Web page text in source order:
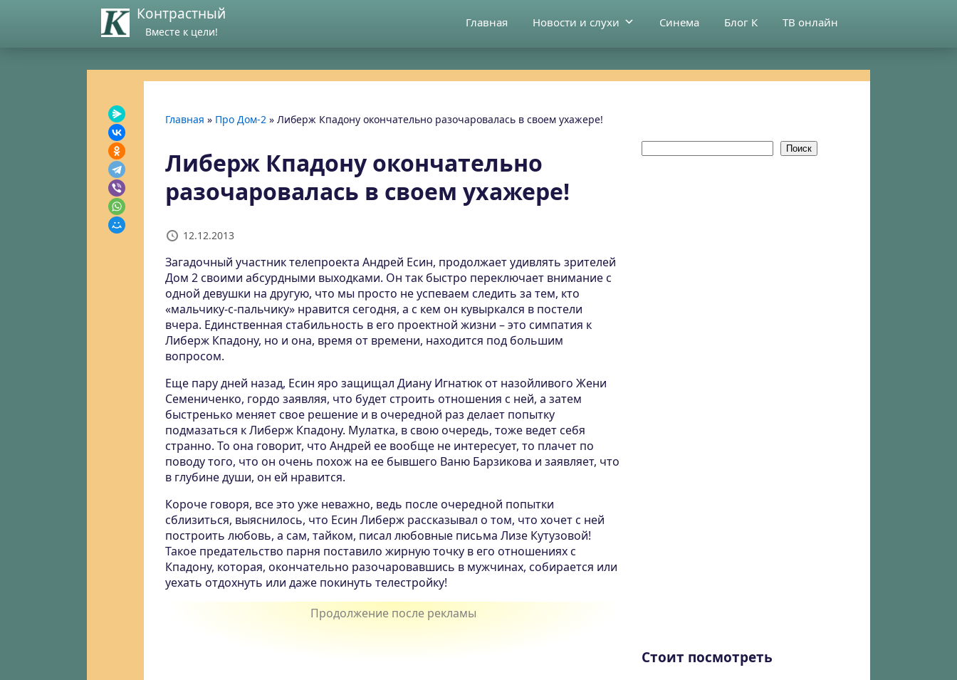
Контрастный
Вместе к цели!
Главная Новости и слухи Синема Блог К ТВ онлайн
Главная » Про Дом-2 » Либерж Кпадону окончательно разочаровалась в своем ухажере!
Либерж Кпадону окончательно
разочаровалась в своем ухажере!
12.12.2013
Загадочный участник телепроекта Андрей Есин, продолжает удивлять зрителей
Дом 2 своими абсурдными выходками. Он так быстро переключает внимание с
одной девушки на другую, что мы просто не успеваем следить за тем, кто
«мальчику-с-пальчику» нравится сегодня, а с кем он кувыркался в постели
вчера. Единственная стабильность в его проектной жизни – это симпатия к
Либерж Кпадону, но и она, время от времени, находится под большим
вопросом.
Еще пару дней назад, Есин яро защищал Диану Игнатюк от назойливого Жени
Семениченко, гордо заявляя, что будет строить отношения с ней, а затем
быстренько меняет свое решение и в очередной раз делает попытку
подмазаться к Либерж Кпадону. Мулатка, в свою очередь, тоже ведет себя
странно. То она говорит, что Андрей ее вообще не интересует, то плачет по
поводу того, что он очень похож на ее бывшего Ваню Барзикова и заявляет, что
в глубине души, он ей нравится.
Короче говоря, все это уже неважно, ведь после очередной попытки
сблизиться, выяснилось, что Есин Либерж рассказывал о том, что хочет с ней
построить любовь, а сам, тайком, писал любовные письма Лизе Кутузовой!
Такое предательство парня поставило жирную точку в его отношениях с
Кпадону, которая, окончательно разочаровавшись в мужчинах, собирается или
уехать отдохнуть или даже покинуть телестройку!
Поиск
Стоит посмотреть